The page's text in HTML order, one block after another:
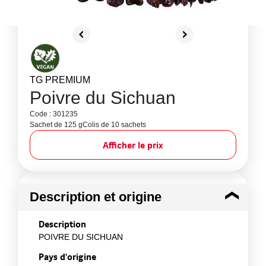
TG PREMIUM
Poivre du Sichuan
Code : 301235
Sachet de 125 gColis de 10 sachets
Afficher le prix
Description et origine
Description
POIVRE DU SICHUAN
Pays d'origine